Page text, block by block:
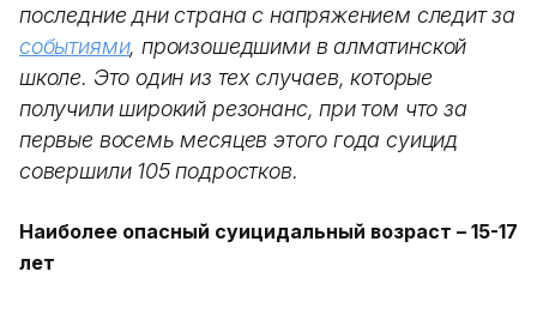
последние дни страна с напряжением следит за
событиями, произошедшими в алматинской
школе. Это один из тех случаев, которые
получили широкий резонанс, при том что за
первые восемь месяцев этого года суицид
совершили 105 подростков.
Наиболее опасный суицидальный возраст – 15-17
лет